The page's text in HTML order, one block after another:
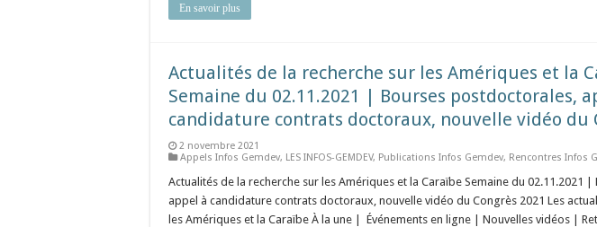
En savoir plus
Actualités de la recherche sur les Amériques et la
Semaine du 02.11.2021 | Bourses postdoctorales,
candidature contrats doctoraux, nouvelle vidéo du
2 novembre 2021
Appels Infos Gemdev, LES INFOS-GEMDEV, Publications Infos Gemdev, Rencontres Infos
Actualités de la recherche sur les Amériques et la Caraïbe Semaine du 02.11.2021
appel à candidature contrats doctoraux, nouvelle vidéo du Congrès 2021 Les
les Amériques et la Caraïbe À la une | Événements en ligne | Nouvelles vidéos |